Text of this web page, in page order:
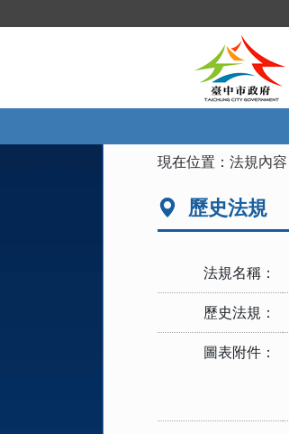
到
現在位置：法規內容
歷史法規
法規名稱：
歷史法規：
圖表附件：